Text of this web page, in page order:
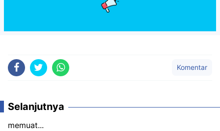
Komentar
Selanjutnya
memuat...